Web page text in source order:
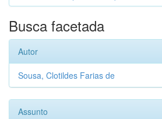
Busca facetada
Autor
Sousa, Clotildes Farias de
Assunto